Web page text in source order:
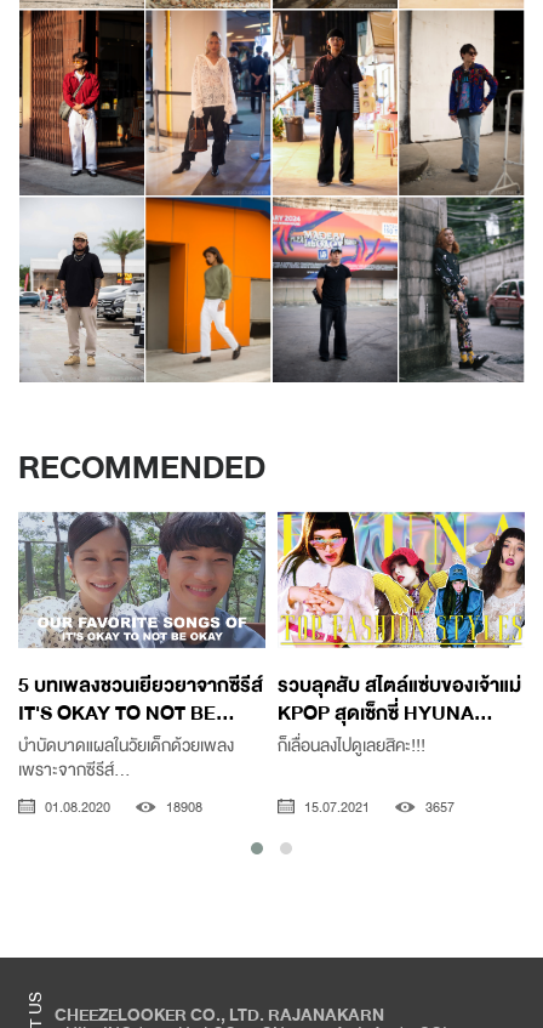
RECOMMENDED
5 บทเพลงชวนเยียวยาจากซีรีส์
IT'S OKAY TO NOT BE...
บำบัดบาดแผลในวัยเด็กด้วยเพลง
เพราะจากซีรีส์...
01.08.2020 18908
รวบลุคสับ สไตล์แซ่บของเจ้าแม่
KPOP สุดเซ็กซี่ HYUNA...
ก็เลื่อนลงไปดูเลยสิคะ!!!
15.07.2021 3657
CHEEZELOOKER CO., LTD. RAJANAKARN